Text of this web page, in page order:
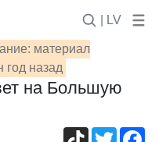
| LV
материал
год назад
на Большую
TikTokTwitter